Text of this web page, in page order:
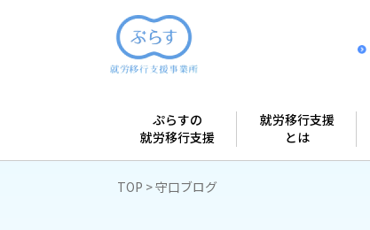
ぷらすの
就労移行支援
就労移行支援
とは
TOP 守口ブログ